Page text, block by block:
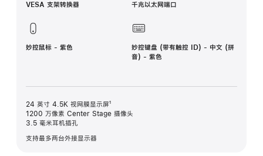
VESA 支架转换器 千兆以太网端口
妙控鼠标 - 紫色
妙控键盘 (带有触控 ID) - 中文 (拼
音) - 紫色
24 英寸 4.5K 视网膜显示屏¹
1200 万像素 Center Stage 摄像头
3.5 毫米耳机插孔
支持最多两台外接显示器